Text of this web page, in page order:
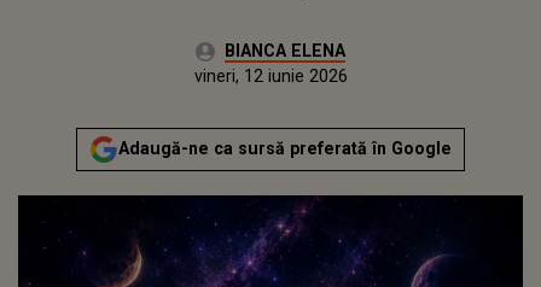
Autor:BIANCA ELENA
Publicat:
vineri, 12 iunie 2026
Adaugă-ne ca sursă preferată în Google